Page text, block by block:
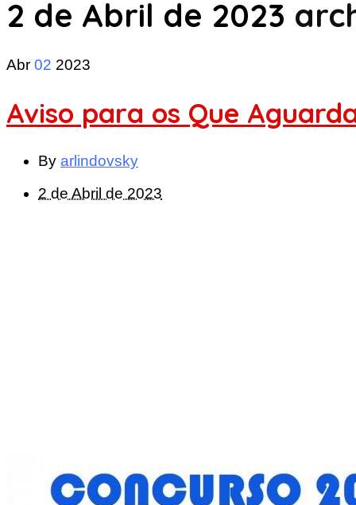
2 de Abril de 2023
Abr 02 2023
Aviso para os Que
By arlindovsky
2 de Abril de 2023